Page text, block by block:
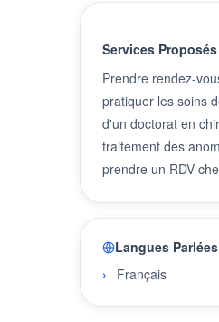
Services Proposés
Prendre rendez-
pratiquer les soins
d'un doctorat en
traitement des
prendre un RDV
Langues Parlées
Français